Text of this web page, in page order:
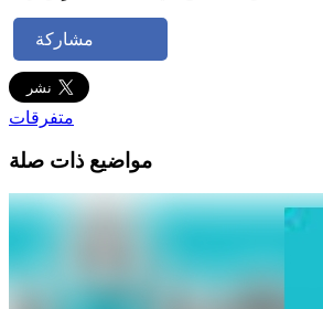
مشاركة
متفرقات
مواضيع ذات صلة